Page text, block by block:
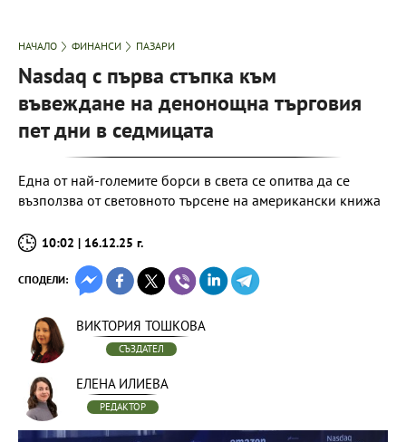
НАЧАЛО ФИНАНСИ ПАЗАРИ
Nasdaq с първа стъпка към
въвеждане на денонощна търговия
пет дни в седмицата
Една от най-големите борси в света се опитва да се
възползва от световното търсене на американски книжа
10:02 | 16.12.25 г.
СПОДЕЛИ:
ВИКТОРИЯ ТОШКОВА
СЪЗДАТЕЛ
ЕЛЕНА ИЛИЕВА
РЕДАКТОР